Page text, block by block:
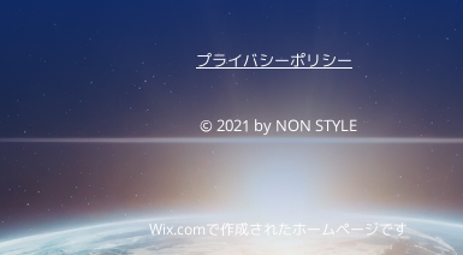
プライバシーポリシー
© 2021 by NON STYLE
Wix.comで作成されたホームページです